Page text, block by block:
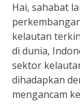
Hai, sahabat
kelautan
di dunia,
sektor
dihadapkan
mengancam